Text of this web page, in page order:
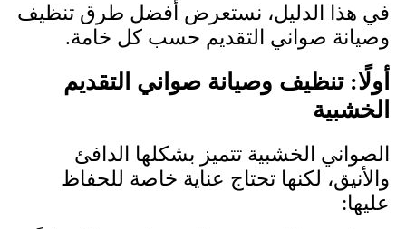
في هذا الدليل، نستعرض أفضل طرق تنظيف
وصيانة صواني التقديم حسب كل خامة.
أولًا: تنظيف وصيانة صواني التقديم
الخشبية
الصواني الخشبية تتميز بشكلها الدافئ
والأنيق، لكنها تحتاج عناية خاصة للحفاظ
عليها: